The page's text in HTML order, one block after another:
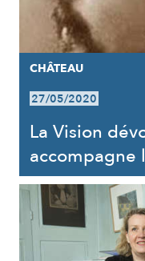
CHÂTEAU
27/05/2020
La Vision
accompagne